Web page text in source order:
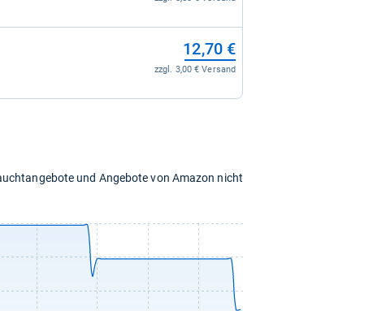
12,70 €
zzgl. 3,00 € Versand
und Angebote von Amazon nicht